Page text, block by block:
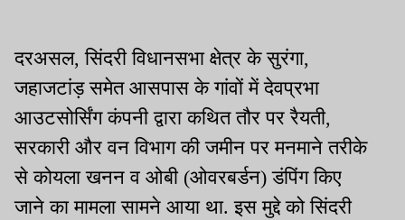
दरअसल, सिंदरी विधानसभा क्षेत्र के सुरंगा,
जहाजटांड़ समेत आसपास के गांवों में देवप्रभा
आउटसोर्सिंग कंपनी द्वारा कथित तौर पर रैयती,
सरकारी और वन विभाग की जमीन पर मनमाने तरीके
से कोयला खनन व ओबी (ओवरबर्डन) डंपिंग किए
जाने का मामला सामने आया था. इस मुद्दे को सिंदरी